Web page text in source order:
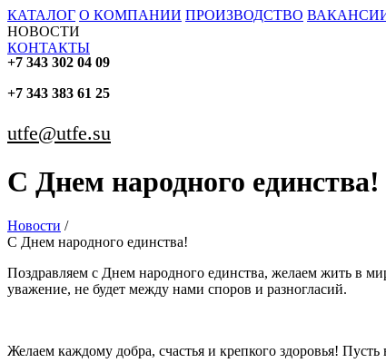
КАТАЛОГ О КОМПАНИИ ПРОИЗВОДСТВО
НОВОСТИ
КОНТАКТЫ
+7 343 302 04 09
+7 343 383 61 25
utfe@utfe.su
С Днем народного единства!
Новости /
С Днем народного единства!
Поздравляем с Днем народного единства, желаем жить в
уважение, не будет между нами споров и разногласий.
Желаем каждому добра, счастья и крепкого здоровья!